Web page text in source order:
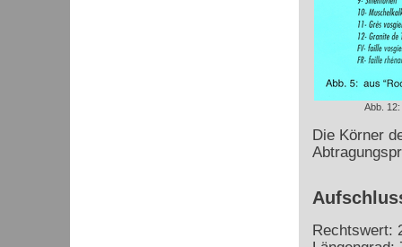
Abb.
Die Körner
Rechtswert: